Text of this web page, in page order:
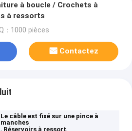
à boucle / Crochets à
à ressorts
：1000 pièces
Contactez
Le câble est fixé sur une pince à
manches
, Réservoirs à ressort,